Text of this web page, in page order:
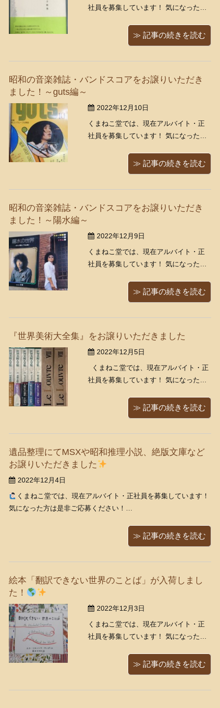
社員を募集しています！ 気になった方
https://www.kumanekodou.com/recruit/
街のイルミネーションが華やかな今日
いと思 ...
≫ 記事の続きを読む
昭和の音楽雑誌・バンドスコアをお譲りいただき
ました！～guts編～
2022年12月10日
くまねこ堂では、現在アルバイト・正
社員を募集しています！ 気になった方
https://www.kumanekodou.com/recruit/
先日は、世田谷区喜多見のリピーター
コア、外国 ...
≫ 記事の続きを読む
昭和の音楽雑誌・バンドスコアをお譲りいただき
ました！～陽水編～
2022年12月9日
くまねこ堂では、現在アルバイト・正
社員を募集しています！ 気になった方
https://www.kumanekodou.com/recruit/
先日は、世田谷区喜多見のリピーター
中心に ...
≫ 記事の続きを読む
『世界美術大全集』をお譲りいただきました
2022年12月5日
くまねこ堂では、現在アルバイト・正
社員を募集しています！ 気になった方
https://www.kumanekodou.com/recruit/
今回は千葉県八千代市の方へ出張買取
≫ 記事の続きを読む
遺品整理にてMSXや昭和推理小説、絶版文庫など
お譲りいただきました
2022年12月4日
くまねこ堂では、現在アルバイト・正社員を募集しています！
気になった方は是非ご応募ください！
≫ 記事の続きを読む
絵本「翻訳できない世界のことば」が入荷しまし
た！
2022年12月3日
くまねこ堂では、現在アルバイト・正
社員を募集しています！ 気になった方
https://www.kumanekodou.com/recruit/
いつもくまねこ堂ブログをご覧いただ
≫ 記事の続きを読む